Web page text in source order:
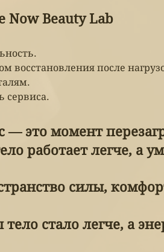
Beauty Lab
восстановления после
сервиса.
— это момент
работает легче, а
силы,
стало легче, а